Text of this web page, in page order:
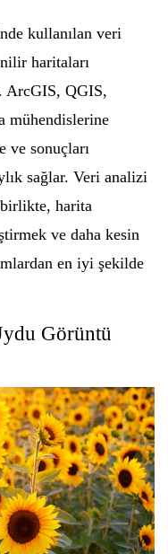
kullanılan veri
haritaları
ArcGIS, QGIS,
mühendislerine
ve sonuçları
sağlar. Veri analizi
birlikte, harita
ve daha kesin
en iyi şekilde
Görüntü